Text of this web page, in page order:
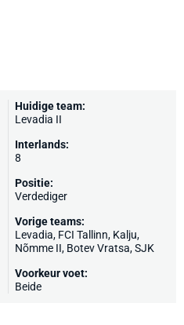
Huidige team:
Levadia II
Interlands:
8
Positie:
Verdediger
Vorige teams:
Levadia, FCI Tallinn, Kalju,
Nõmme II, Botev Vratsa,SJK
Voorkeur voet:
Beide